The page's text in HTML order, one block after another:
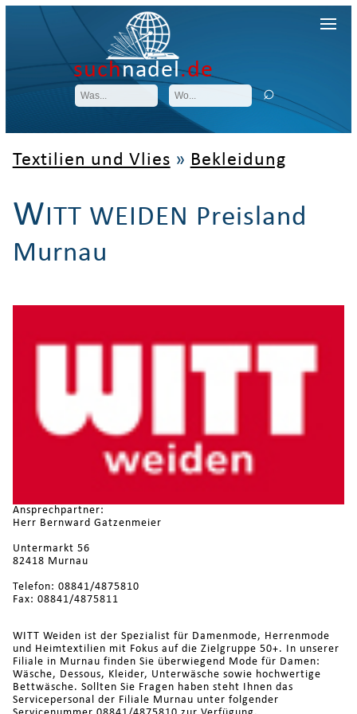
suchnadel.de
Textilien und Vlies » Bekleidung
WITT WEIDEN Preisland
Murnau
Ansprechpartner:
Herr Bernward Gatzenmeier
Untermarkt 56
82418 Murnau
Telefon: 08841/4875810
Fax: 08841/4875811
WITT Weiden ist der Spezialist für Damenmode, Herrenmode
und Heimtextilien mit Fokus auf die Zielgruppe 50+. In unserer
Filiale in Murnau finden Sie überwiegend Mode für Damen:
Wäsche, Dessous, Kleider, Unterwäsche sowie hochwertige
Bettwäsche. Sollten Sie Fragen haben steht Ihnen das
Servicepersonal der Filiale Murnau unter folgender